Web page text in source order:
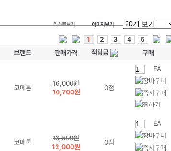
리스트보기 이미지보기
1 2 3 4
5
브랜드 판매가격 적립금 구매
코메론
16,000원
10,700원
0점
EA
코메론
18,600원
12,000원
0점
EA